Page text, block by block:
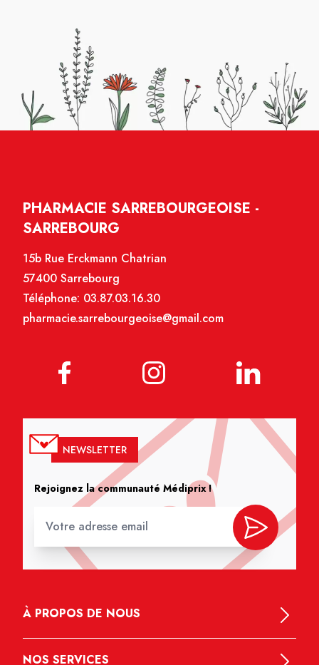
PHARMACIE SARREBOURGEOISE -
SARREBOURG
15b Rue Erckmann Chatrian
57400 Sarrebourg
Téléphone: 03.87.03.16.30
pharmacie.sarrebourgeoise@gmail.com
NEWSLETTER
Rejoignez la communauté Médiprix !
À PROPOS DE NOUS
NOS SERVICES